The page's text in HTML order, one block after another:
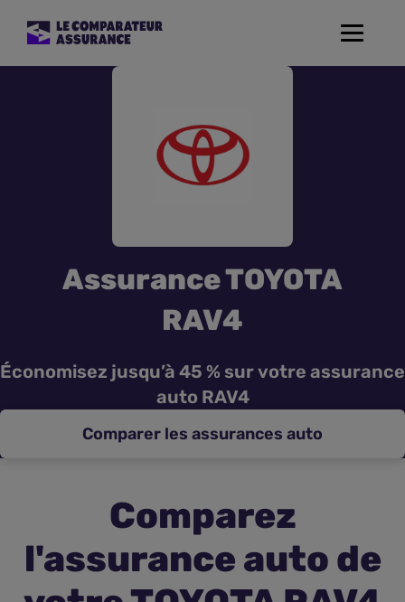
Toggle
Assurance Habitation
Assurance de prêt
Assurance TOYOTA
RAV4
Économisez jusqu’à 45 % sur votre assurance
auto RAV4
Comparer les assurances auto
Comparez
l'assurance auto de